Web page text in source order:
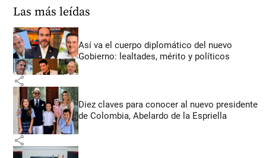
Las más leídas
Así va el cuerpo diplomático del nuevo
Gobierno: lealtades, mérito y políticos
share
Diez claves para conocer al nuevo presidente
de Colombia, Abelardo de la Espriella
share